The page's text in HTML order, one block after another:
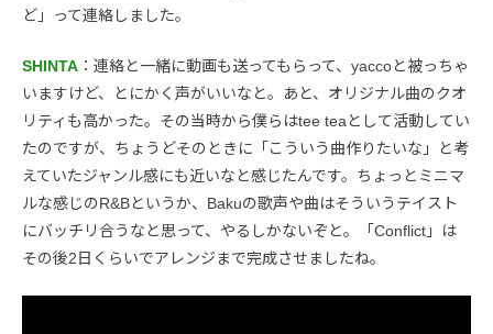
ど」って連絡しました。
SHINTA ：連絡と一緒に動画も送ってもらって、yaccoと被っちゃ
いますけど、とにかく声がいいなと。あと、オリジナル曲のクオ
リティも高かった。その当時から僕らはtee teaとして活動してい
たのですが、ちょうどそのときに「こういう曲作りたいな」と考
えていたジャンル感にも近いなと感じたんです。ちょっとミニマ
ルな感じのR&Bというか、Bakuの歌声や曲はそういうテイスト
にバッチリ合うなと思って、やるしかないぞと。「Conflict」は
その後2日くらいでアレンジまで完成させましたね。